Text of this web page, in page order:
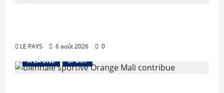
LE PAYS 6 août 2026
0
A LA UNE
SPORT